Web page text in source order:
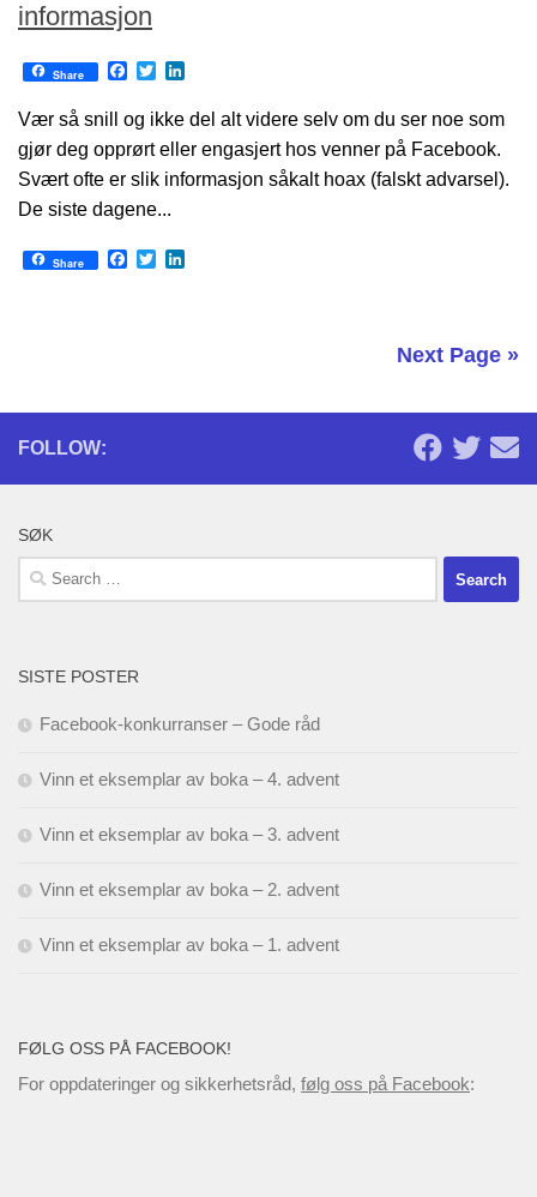
informasjon
Share Facebook
Twitter
Vær så snill og ikke del alt videre selv om du ser noe som
gjør deg opprørt eller engasjert hos venner på Facebook.
Svært ofte er slik informasjon såkalt hoax (falskt advarsel).
De siste dagene...
Share Facebook
Twitter
Next Page »
FOLLOW:
SØK
Search
for:
SISTE POSTER
Facebook-konkurranser – Gode råd
Vinn et eksemplar av boka – 4. advent
Vinn et eksemplar av boka – 3. advent
Vinn et eksemplar av boka – 2. advent
Vinn et eksemplar av boka – 1. advent
FØLG OSS PÅ FACEBOOK!
For oppdateringer og sikkerhetsråd, følg oss på Facebook: